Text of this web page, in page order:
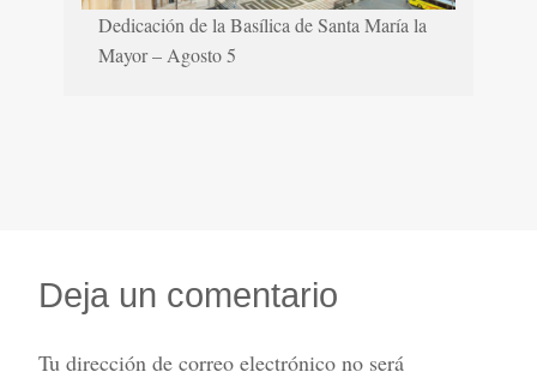
Dedicación de la Basílica de Santa María la
Mayor – Agosto 5
Deja un comentario
Tu dirección de correo electrónico no será